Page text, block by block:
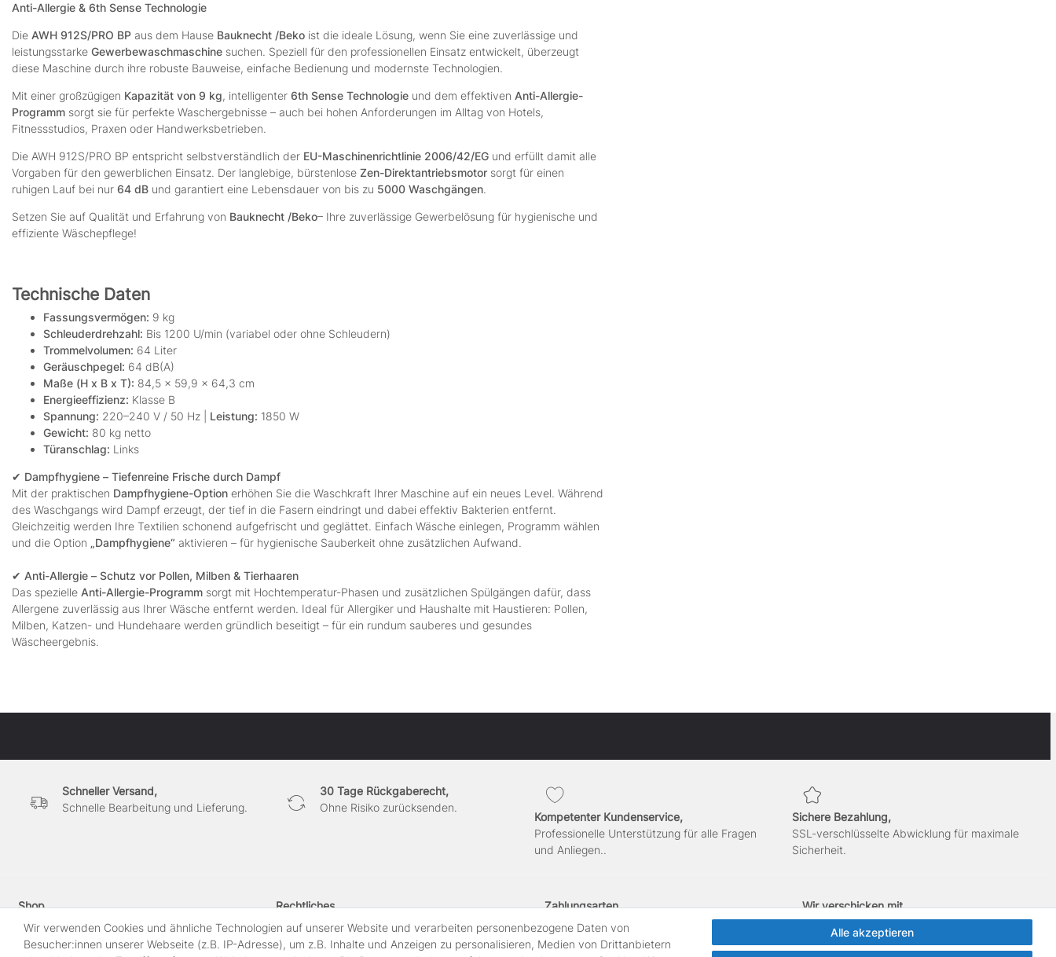
Anti-Allergie & 6th Sense Technologie
Die AWH 912S/PRO BP aus dem Hause Bauknecht /Beko ist die ideale Lösung, wenn Sie eine zuverlässige und
leistungsstarke Gewerbewaschmaschine suchen. Speziell für den professionellen Einsatz entwickelt, überzeugt
diese Maschine durch ihre robuste Bauweise, einfache Bedienung und modernste Technologien.
Mit einer großzügigen Kapazität von 9 kg, intelligenter 6th Sense Technologie und dem effektiven Anti-Allergie-
Programm sorgt sie für perfekte Waschergebnisse – auch bei hohen Anforderungen im Alltag von Hotels,
Fitnessstudios, Praxen oder Handwerksbetrieben.
Die AWH 912S/PRO BP entspricht selbstverständlich der EU-Maschinenrichtlinie 2006/42/EG und erfüllt damit alle
Vorgaben für den gewerblichen Einsatz. Der langlebige, bürstenlose Zen-Direktantriebsmotor sorgt für einen
ruhigen Lauf bei nur 64 dB und garantiert eine Lebensdauer von bis zu 5000 Waschgängen.
Setzen Sie auf Qualität und Erfahrung von Bauknecht /Beko– Ihre zuverlässige Gewerbelösung für hygienische und
effiziente Wäschepflege!
Technische Daten
Fassungsvermögen: 9 kg
Schleuderdrehzahl: Bis 1200 U/min (variabel oder ohne Schleudern)
Trommelvolumen: 64 Liter
Geräuschpegel: 64 dB(A)
Maße (H x B x T): 84,5 x 59,9 x 64,3 cm
Energieeffizienz: Klasse B
Spannung: 220–240 V / 50 Hz | Leistung: 1850 W
Gewicht: 80 kg netto
Türanschlag: Links
✔ Dampfhygiene – Tiefenreine Frische durch Dampf
Mit der praktischen Dampfhygiene-Option erhöhen Sie die Waschkraft Ihrer Maschine auf ein neues Level. Während
des Waschgangs wird Dampf erzeugt, der tief in die Fasern eindringt und dabei effektiv Bakterien entfernt.
Gleichzeitig werden Ihre Textilien schonend aufgefrischt und geglättet. Einfach Wäsche einlegen, Programm wählen
und die Option „Dampfhygiene“ aktivieren – für hygienische Sauberkeit ohne zusätzlichen Aufwand.
✔ Anti-Allergie – Schutz vor Pollen, Milben & Tierhaaren
Das spezielle Anti-Allergie-Programm sorgt mit Hochtemperatur-Phasen und zusätzlichen Spülgängen dafür, dass
Allergene zuverlässig aus Ihrer Wäsche entfernt werden. Ideal für Allergiker und Haushalte mit Haustieren: Pollen,
Milben, Katzen- und Hundehaare werden gründlich beseitigt – für ein rundum sauberes und gesundes
Wäscheergebnis.
Schneller Versand,
Schnelle Bearbeitung und Lieferung.
30 Tage Rückgaberecht,
Ohne Risiko zurücksenden.
Kompetenter Kundenservice,
Professionelle Unterstützung für alle Fragen
und Anliegen..
Sichere Bezahlung,
SSL-verschlüsselte Abwicklung für maximale
Sicherheit.
Shop
Kontakt
Rechtliches
Widerrufs­recht
Impressum
Zahlungsarten
Wir verschicken mit
Wir verwenden Cookies und ähnliche Technologien auf unserer Website und verarbeiten personenbezogene Daten von
Besucher:innen unserer Webseite (z.B. IP-Adresse), um z.B. Inhalte und Anzeigen zu personalisieren, Medien von Drittanbietern
Alle akzeptieren